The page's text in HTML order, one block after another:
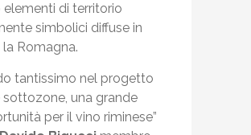
elementi di territorio
simbolici diffuse in
Romagna.
tantissimo nel progetto
sottozone, una grande
per il vino riminese”